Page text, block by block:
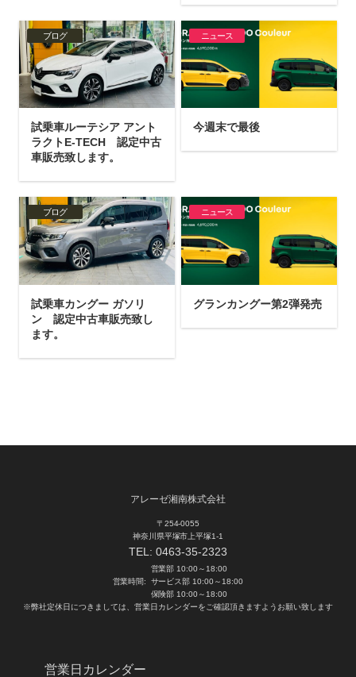
ブログ
試乗車ルーテシア アント
ラクトE-TECH 認定中古
車販売致します。
ニュース
今週末で最後
ブログ
試乗車カングー ガソリ
ン 認定中古車販売致し
ます。
ニュース
グランカングー第2弾発売
アレーゼ湘南株式会社
〒254-0055
神奈川県平塚市上平塚1-1
TEL:0463-35-2323
営業時間:
営業部 10:00～18:00
サービス部 10:00～18:00
保険部 10:00～18:00
※弊社定休日につきましては、営業日カレンダーをご確認頂きますようお願い致します
営業日カレンダー